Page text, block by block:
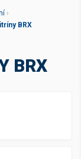
›
BRX
BRX